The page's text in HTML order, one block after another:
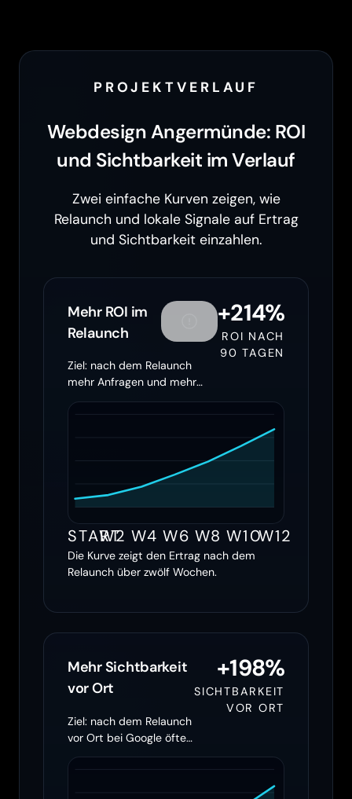
PROJEKTVERLAUF
Webdesign Angermünde: ROI
und Sichtbarkeit im Verlauf
Zwei einfache Kurven zeigen, wie
Relaunch und lokale Signale auf Ertrag
und Sichtbarkeit einzahlen.
Mehr ROI im
Relaunch
Ziel: nach dem Relaunch
mehr Anfragen und mehr
+214%
ROI NACH
90 TAGEN
START
W2 W4 W6 W8 W10W12
Die Kurve zeigt den Ertrag nach dem
Relaunch über zwölf Wochen.
Mehr Sichtbarkeit
vor Ort
Ziel: nach dem Relaunch
vor Ort bei Google öfter
erscheinen
+198%
SICHTBARKEIT
VOR ORT